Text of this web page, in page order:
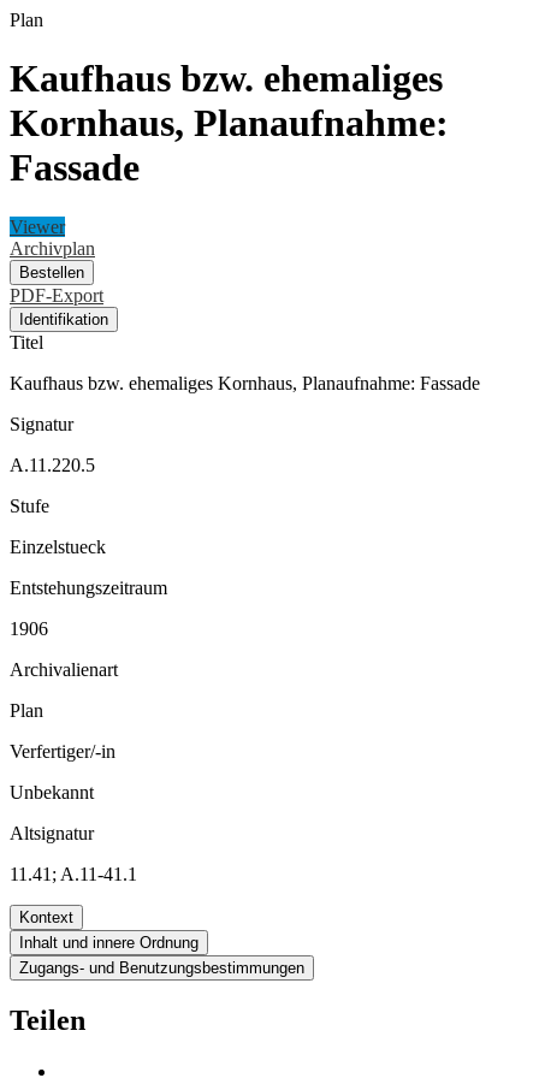
Plan
Kaufhaus bzw. ehemaliges
Kornhaus, Planaufnahme:
Fassade
Viewer
Archivplan
Bestellen
PDF-Export
Identifikation
Titel
Kaufhaus bzw. ehemaliges Kornhaus, Planaufnahme: Fassade
Signatur
A.11.220.5
Stufe
Einzelstueck
Entstehungszeitraum
1906
Archivalienart
Plan
Verfertiger/-in
Unbekannt
Altsignatur
11.41; A.11-41.1
Kontext
Inhalt und innere Ordnung
Zugangs- und Benutzungsbestimmungen
Teilen